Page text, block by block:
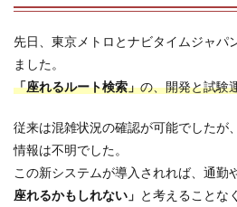
先日、東京メトロとナビタイムジャパ
ました。
「座れるルート検索」の、開発と試験
従来は混雑状況の確認が可能でしたが
情報は不明でした。
この新システムが導入されれば、通勤
座れるかもしれない」 と考えることな